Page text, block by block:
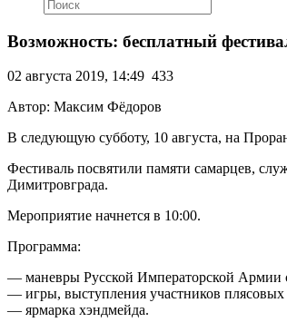
Возможность: бесплатный
02 августа 2019, 14:49 433
Автор: Максим Фёдоров
В следующую субботу, 10 августа, на
Фестиваль посвятили памяти самарцев,
Димитровграда.
Мероприятие начнется в 10:00.
Программа:
— маневры Русской Императорской Армии
— игры, выступления участников плясовых
— ярмарка хэндмейда.